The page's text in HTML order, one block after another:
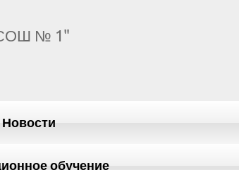
№ 1"
Новости
обучение